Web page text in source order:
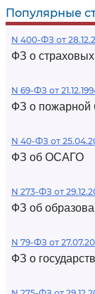
Популярные
N 400-ФЗ от
ФЗ о
N 69-ФЗ от
ФЗ о пожарной
N 40-ФЗ от
ФЗ об ОСАГО
N 273-ФЗ от
ФЗ об
N 79-ФЗ от
ФЗ о